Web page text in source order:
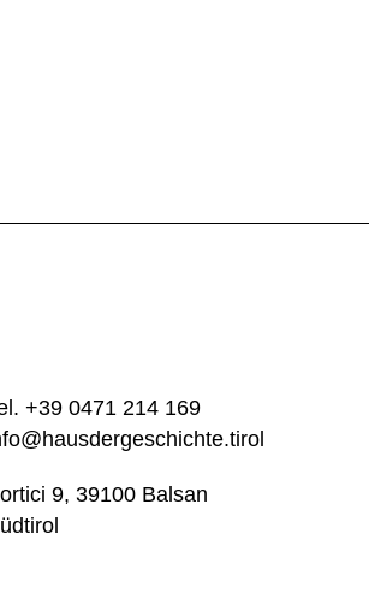
+39 0471 214 169
9, 39100 Balsan